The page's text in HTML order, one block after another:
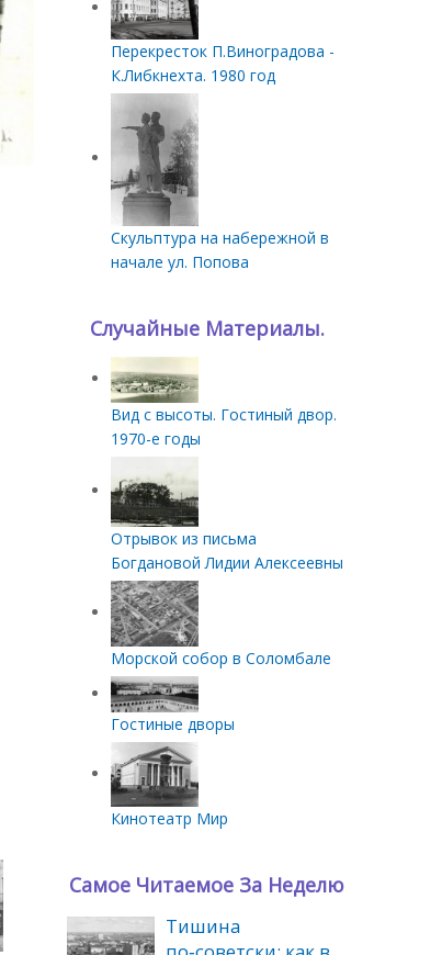
Перекресток П.Виноградова -
К.Либкнехта. 1980 год
Скульптура на набережной в
начале ул. Попова
Случайные Материалы.
Вид с высоты. Гостиный двор.
1970-е годы
Отрывок из письма
Богдановой Лидии Алексеевны
Морской собор в Соломбале
Гостиные дворы
Кинотеатр Мир
Самое Читаемое За Неделю
Тишина